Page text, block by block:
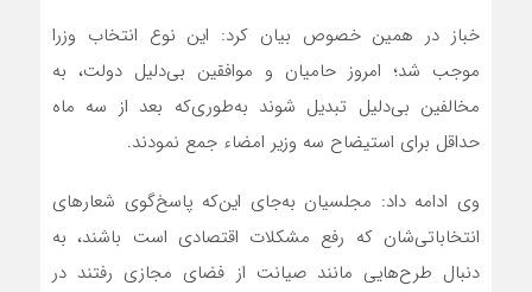
خباز در همین خصوص بیان کرد: این نوع انتخاب وزرا
موجب شد؛ امروز حامیان و موافقین بی‌دلیل دولت، به
مخالفین بی‌دلیل تبدیل شوند به‌طوری‌که بعد از سه ماه
حداقل برای استیضاح سه وزیر امضاء جمع نمودند.
وی ادامه داد: مجلسیان به‌جای این‌که پاسخ‌گوی شعارهای
انتخاباتی‌شان که رفع مشکلات اقتصادی است باشند، به
دنبال طرح‌هایی مانند صیانت از فضای مجازی رفتند در